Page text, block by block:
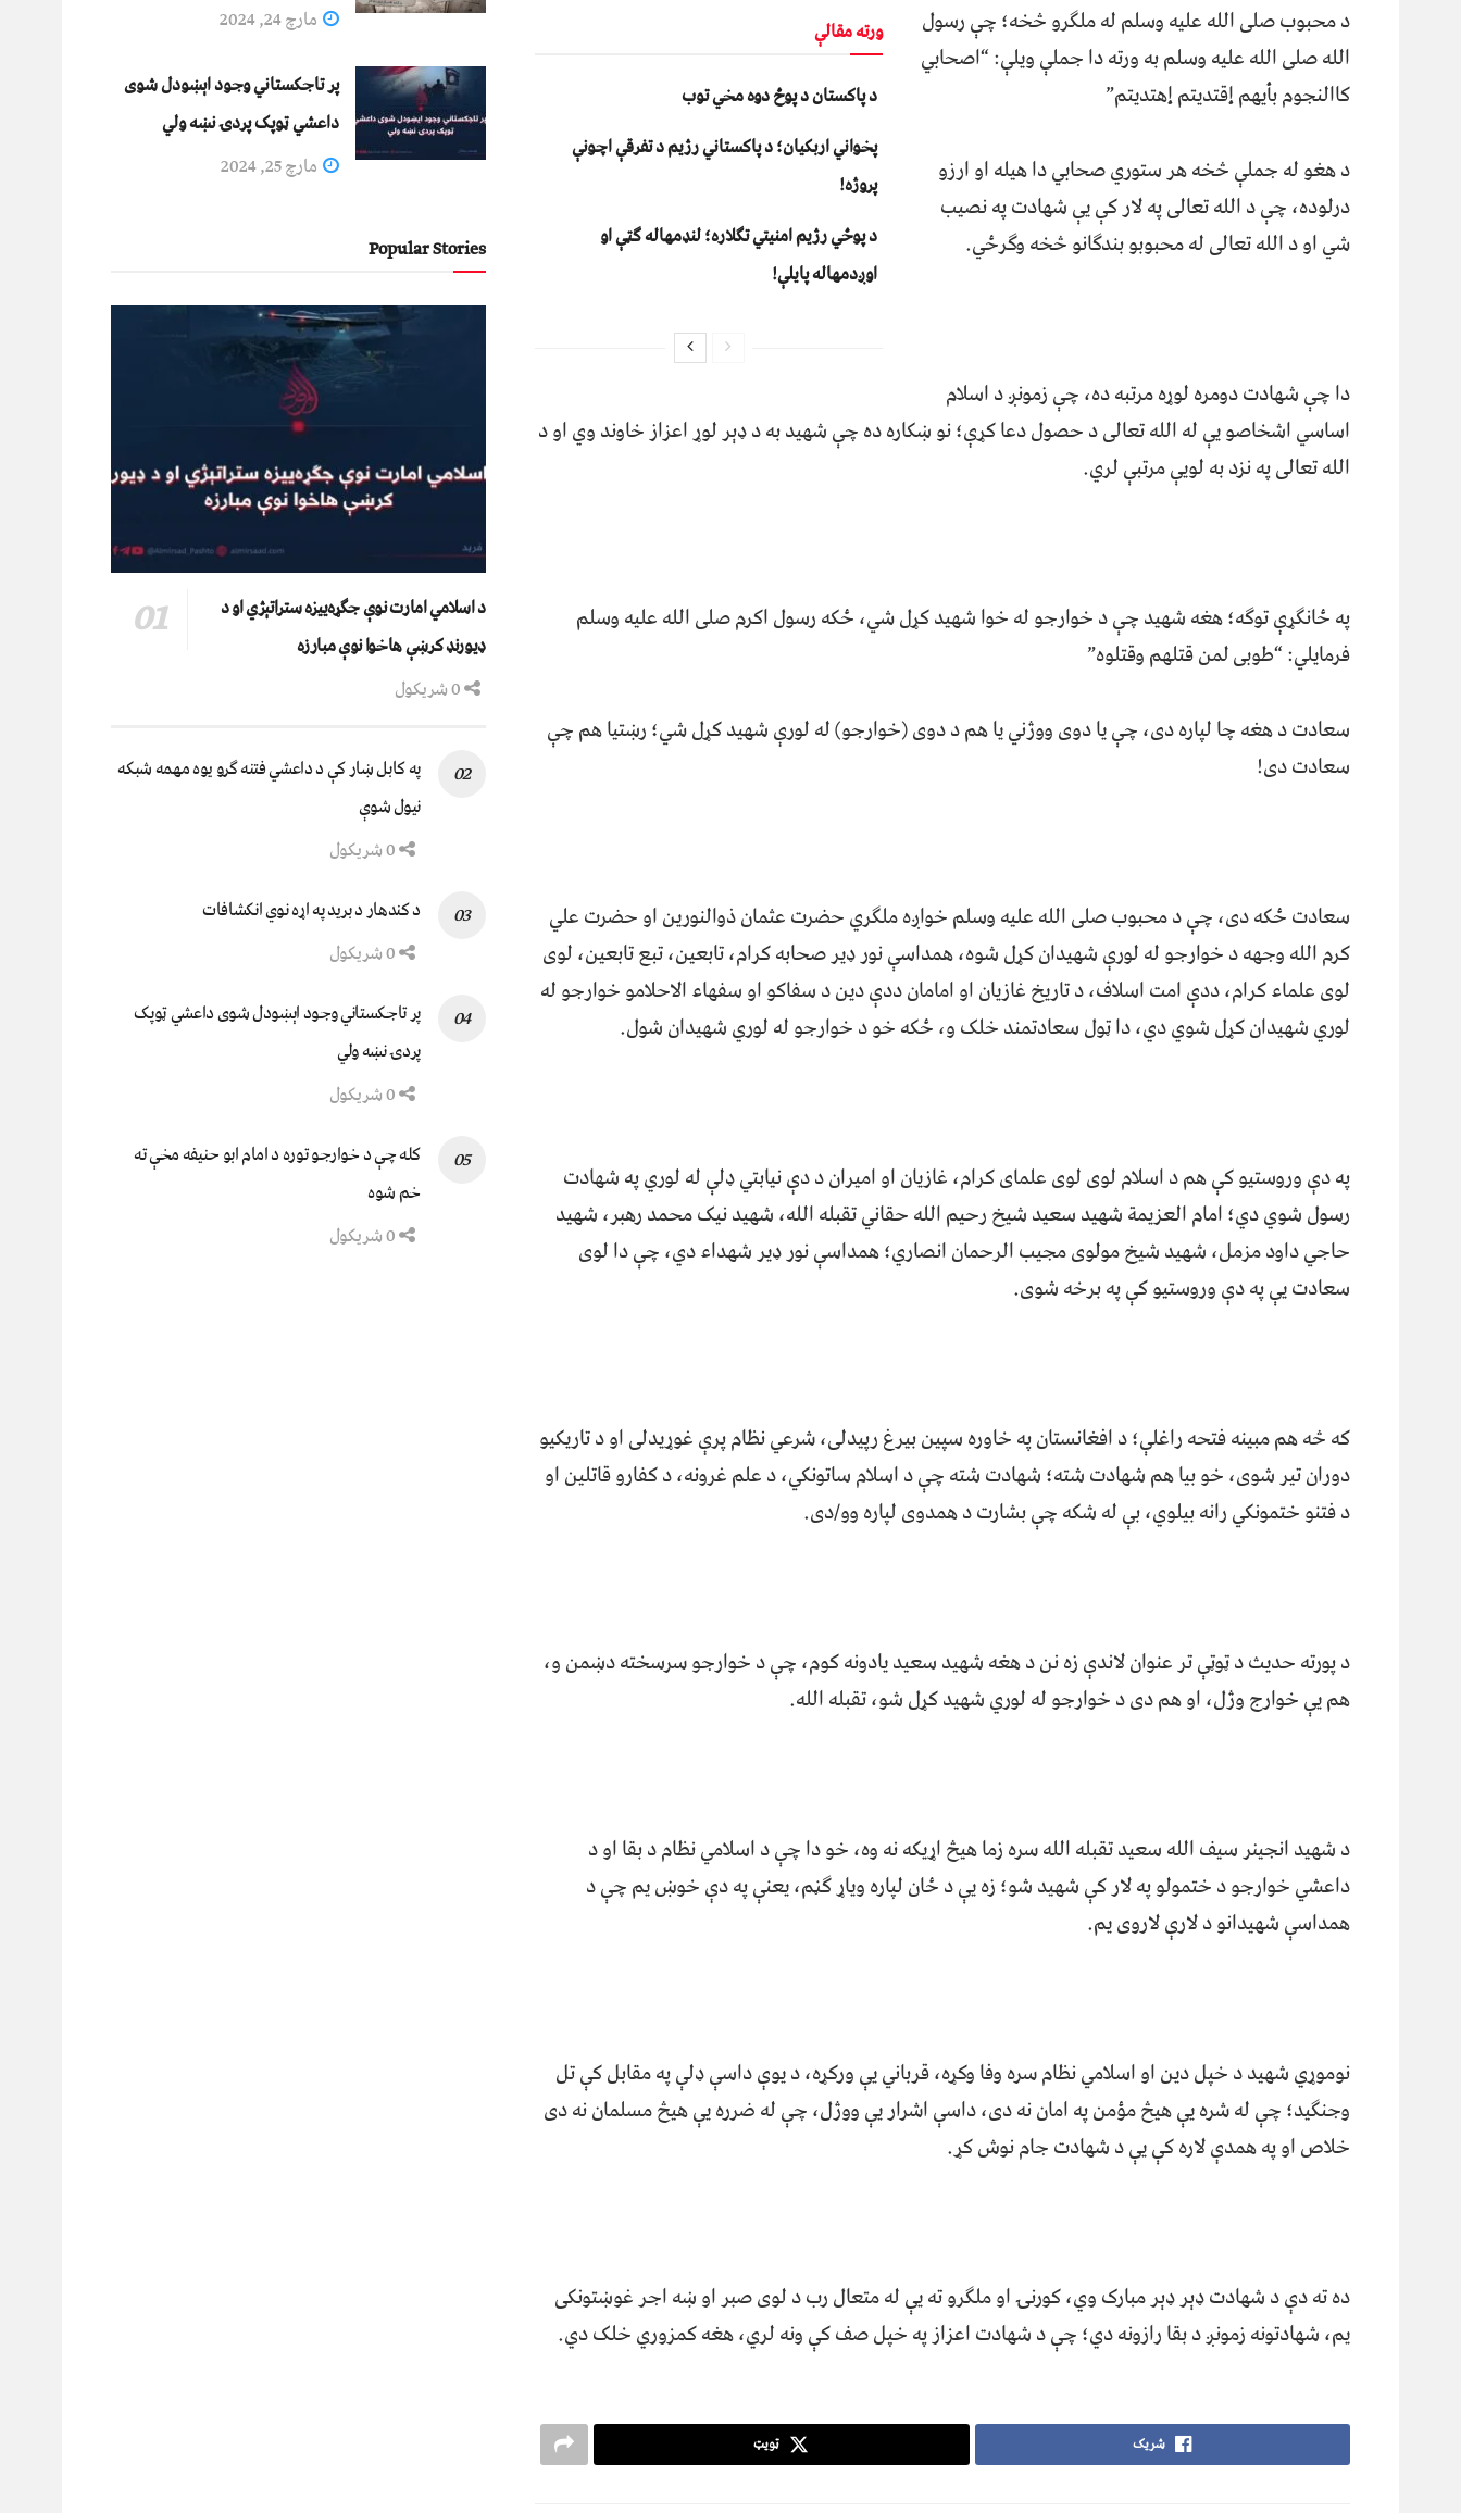
ورته مقالې
د پاکستان د پوځ دوه مخي توب
پخواني اربکیان؛ د پاکستاني رژیم د تفرقې اچونې
پروژه!
د پوځي رژیم امنیتي تګلاره؛ لنډمهاله ګټې او
اوږدمهاله پایلې!
د محبوب صلی الله عليه وسلم له ملګرو څخه؛ چې رسول
الله صلی الله علیه وسلم به ورته دا جملې ویلې: “اصحابي
کاالنجوم بأیهم إقتدیتم إهتدیتم”
د هغو له جملې څخه هر ستوري صحابي دا هیله او ارزو
درلوده، چې د الله تعالی په لار کې یې شهادت په نصیب
شي او د الله تعالی له محبوبو بندګانو څخه وګرځي.
دا چې شهادت دومره لوړه مرتبه ده، چې زمونږ د اسلام
اساسي اشخاصو یې له الله تعالی د حصول دعا کړې؛ نو ښکاره ده چې شهید به د ډېر لوړ اعزاز خاوند وي او د
الله تعالی په نزد به لویې مرتبې لري.
په ځانګړې توګه؛ هغه شهید چې د خوارجو له خوا شهید کړل شي، ځکه رسول اکرم صلی الله علیه وسلم
فرمایلي: “طوبى لمن قتلهم وقتلوه”
سعادت د هغه چا لپاره دی، چې یا دوی ووژني یا هم د دوی (خوارجو) له لورې شهید کړل شي؛ رښتیا هم چې
سعادت دی!
سعادت ځکه دی، چې د محبوب صلی الله علیه وسلم خواږه ملګري حضرت عثمان ذوالنورین او حضرت علي
کرم الله وجهه د خوارجو له لورې شهیدان کړل شوه، همداسې نور ډیر صحابه کرام، تابعین، تبع تابعین، لوی
لوی علماء کرام، ددې امت اسلاف، د تاریخ غازیان او امامان ددې دین د سفاکو او سفهاء الاحلامو خوارجو له
لوري شهیدان کړل شوي دي، دا ټول سعادتمند خلک و، ځکه خو د خوارجو له لوري شهیدان شول.
په دې وروستیو کې هم د اسلام لوی لوی علمای کرام، غازیان او امیران د دې نیابتي ډلې له لوري په شهادت
رسول شوي دي؛ امام العزیمة شهید سعید شیخ رحیم الله حقاني تقبله الله، شهید نیک محمد رهبر، شهید
حاجي داود مزمل، شهید شیخ مولوی مجیب الرحمان انصاري؛ همداسې نور ډیر شهداء دي، چې دا لوی
سعادت یې په دې وروستیو کې په برخه شوی.
که څه هم مبینه فتحه راغلې؛ د افغانستان په خاوره سپین بیرغ رپیدلی، شرعي نظام پرې غوړیدلی او د تاریکیو
دوران تیر شوی، خو بیا هم شهادت شته؛ شهادت شته چې د اسلام ساتونکي، د علم غرونه، د کفارو قاتلین او
د فتنو ختمونکي رانه بیلوي، بې له شکه چې بشارت د همدوی لپاره وو/دی.
د پورته حدیث د ټوټې تر عنوان لاندې زه نن د هغه شهید سعید یادونه کوم، چې د خوارجو سرسخته دښمن و،
هم یې خوارج وژل، او هم دی د خوارجو له لوري شهید کړل شو، تقبله الله.
د شهید انجینر سیف الله سعید تقبله الله سره زما هیڅ اړیکه نه وه، خو دا چې د اسلامي نظام د بقا او د
داعشي خوارجو د ختمولو په لار کې شهید شو؛ زه یې د ځان لپاره ویاړ ګڼم، یعنې په دې خوښ یم چې د
همداسې شهیدانو د لارې لاروی یم.
نوموړي شهید د خپل دین او اسلامي نظام سره وفا وکړه، قرباني یې ورکړه، د یوې داسې ډلې په مقابل کې تل
وجنګید؛ چې له شره یې هیڅ مؤمن په امان نه دی، داسې اشرار یې ووژل، چې له ضرره یې هیڅ مسلمان نه دی
خلاص او په همدې لاره کې یې د شهادت جام نوش کړ.
ده ته دې د شهادت ډېر ډېر مبارک وي، کورنۍ او ملګرو ته یې له متعال رب د لوی صبر او ښه اجر غوښتونکی
یم، شهادتونه زمونږ د بقا رازونه دي؛ چې د شهادت اعزاز په خپل صف کې ونه لري، هغه کمزوري خلک دي.
شریک ټویټ
مارچ 24, 2024
پر تاجکستاني وجود اېښودل شوی
داعشي ټوپک پردۍ نښه ولي
مارچ 25, 2024
Popular Stories
د اسلامي امارت نوې جګړه‌ییزه ستراتېژي او د
ډیورنډ کرښې هاخوا نوې مبارزه
په کابل ښار کې د داعشي فتنه ګرو يوه مهمه شبکه
نيول شوې
د کندهار د برید په اړه نوي انکشافات
پر تاجکستاني وجود اېښودل شوی داعشي ټوپک
پردۍ نښه ولي
کله چې د خوارجو توره د امام ابو حنیفه مخې ته
خم شوه